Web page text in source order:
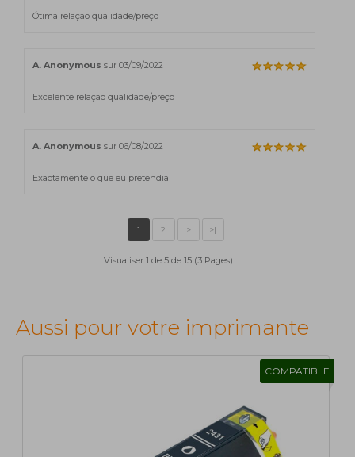
Ótima relação qualidade/preço
A. Anonymous sur 03/09/2022
Excelente relação qualidade/preço
A. Anonymous sur 06/08/2022
Exactamente o que eu pretendia
>|
Visualiser 1 de 5 de 15 (3 Pages)
Aussi pour votre imprimante
COMPATIBLE